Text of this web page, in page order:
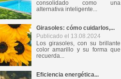
consolidado como una
alternativa inteligente...
Girasoles: cómo cuidarlos,...
Publicado el 13.08.2024
Los girasoles, con su brillante
color amarillo y su forma que
recuerda...
Eficiencia energética...